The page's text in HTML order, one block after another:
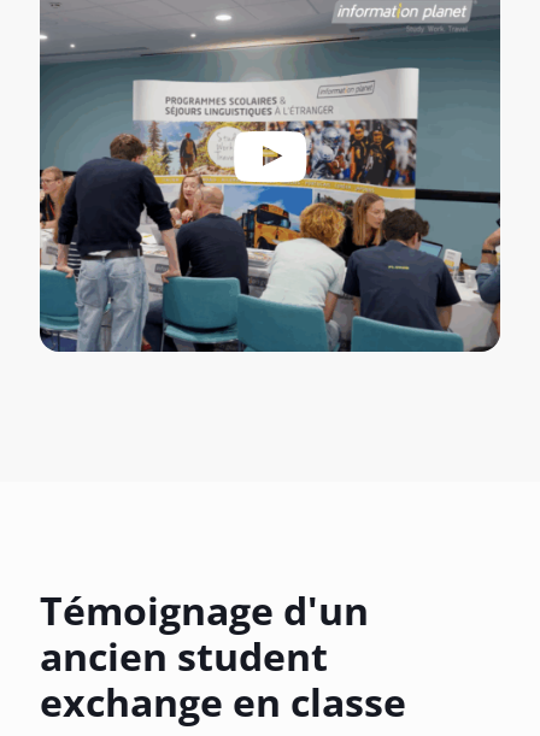
Témoignage d'un
ancien student
exchange en classe